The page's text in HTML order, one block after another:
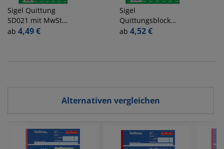
Sigel Quittung
SD021 mit MwSt.
selbstdurchschreibend
ab 4,49 €
Sigel
Quittungsblock
Workflow
ab 4,52 €
Alternativen vergleichen